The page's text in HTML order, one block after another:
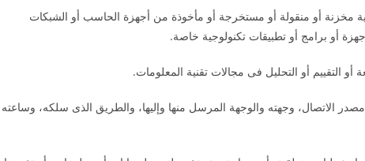
مخزنة أو منقولة أو مستخرجة أو مأخوذة من أجهزة الحاسب أو الشبكات
أو برامج أو تطبيقات تكنولوجية خاصة.
التقييم أو التحليل فى مجالات تقنية المعلومات.
مصدر الاتصال، وجهته والوجهة المرسل منها وإليها، والطريق الذى سلكه، وساعته